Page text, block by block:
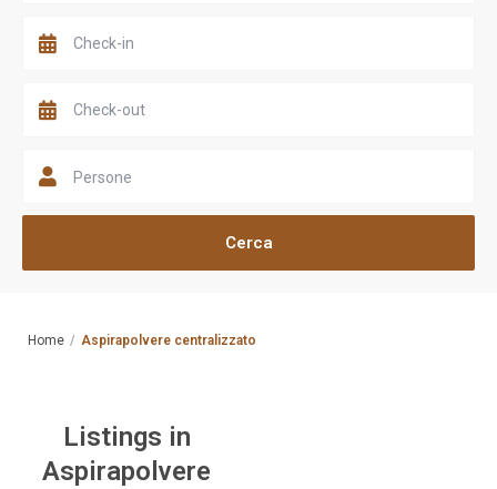
Persone
Home Aspirapolvere centralizzato
Listings in
Aspirapolvere